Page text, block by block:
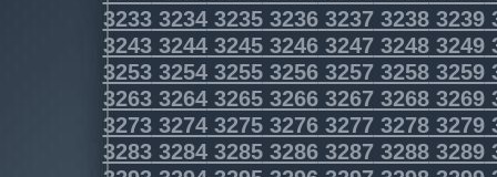
3233323432353236323732383239
3243324432453246324732483249
3253325432553256325732583259
3263326432653266326732683269
3273327432753276327732783279
3283328432853286328732883289